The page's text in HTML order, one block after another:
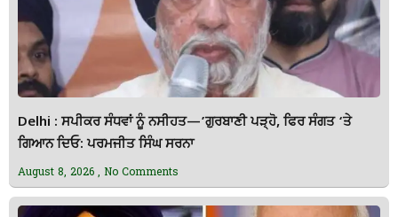
Delhi : ਸਪੀਕਰ ਸੰਧਵਾਂ ਨੂੰ ਨਸੀਹਤ—’ਗੁਰਬਾਣੀ ਪੜ੍ਹੋ, ਫਿਰ ਸੰਗਤ ‘ਤੇ
ਗਿਆਨ ਦਿਓ: ਪਰਮਜੀਤ ਸਿੰਘ ਸਰਨਾ
August 8, 2026 No Comments